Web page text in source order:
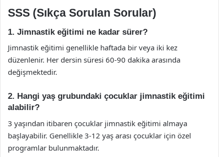
SSS (Sıkça Sorulan Sorular)
1. Jimnastik eğitimi ne kadar sürer?
Jimnastik eğitimi genellikle haftada bir veya iki kez
düzenlenir. Her dersin süresi 60-90 dakika arasında
değişmektedir.
2. Hangi yaş grubundaki çocuklar jimnastik eğitimi
alabilir?
3 yaşından itibaren çocuklar jimnastik eğitimi almaya
başlayabilir. Genellikle 3-12 yaş arası çocuklar için özel
programlar bulunmaktadır.